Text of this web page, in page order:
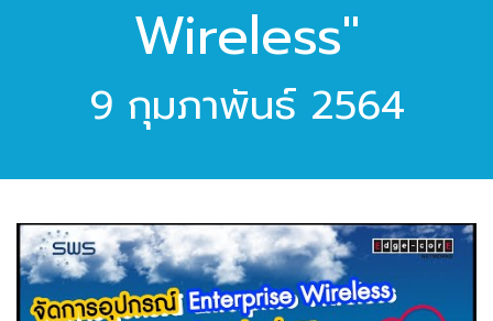
Wireless"
9 กุมภาพันธ์ 2564